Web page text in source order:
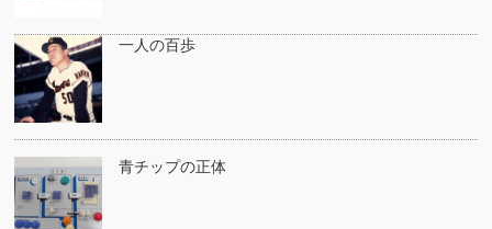
一人の百歩
青チップの正体